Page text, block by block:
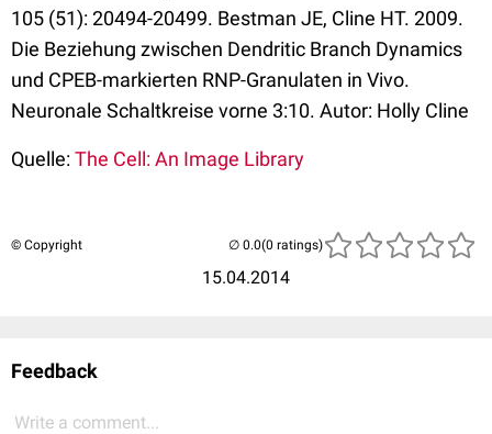
105 (51): 20494-20499. Bestman JE, Cline HT. 2009.
Die Beziehung zwischen Dendritic Branch Dynamics
und CPEB-markierten RNP-Granulaten in Vivo.
Neuronale Schaltkreise vorne 3:10. Autor: Holly Cline
Quelle:The Cell: An Image Library
© Copyright
15.04.2014
(0 ratings)
Feedback
Write a comment...